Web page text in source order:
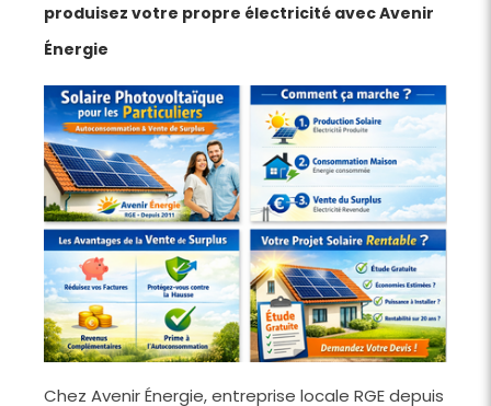
produisez votre propre électricité avec Avenir
Énergie
Chez Avenir Énergie, entreprise locale RGE depuis